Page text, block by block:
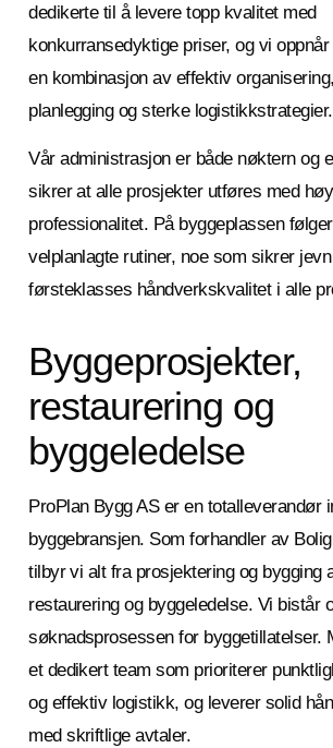
dedikerte til å levere topp kvalitet med
konkurransedyktige priser, og vi
en kombinasjon av effektiv
planlegging og sterke logistikkstrategier.
Vår administrasjon er både nøktern og
sikrer at alle prosjekter utføres med
professionalitet. På byggeplassen
velplanlagte rutiner, noe som sikrer
førsteklasses håndverkskvalitet i alle
Byggeprosjekter,
restaurering og
byggeledelse
ProPlan Bygg AS er en totalleverandør
byggebransjen. Som forhandler av
tilbyr vi alt fra prosjektering og bygging
restaurering og byggeledelse. Vi bistår
søknadsprosessen for byggetillatelser.
et dedikert team som prioriterer
og effektiv logistikk, og leverer solid
med skriftlige avtaler.